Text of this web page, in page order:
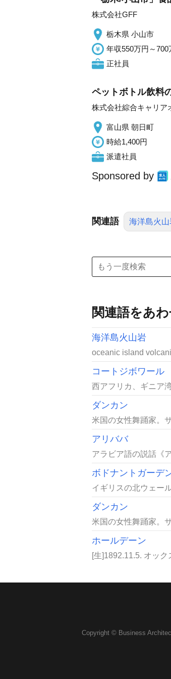
株式会社GFF
栃木県 小山市
年収550万円～700
正社員
ペットボトル飲料
株式会社綜合キャリア
富山県 朝日町
時給1,400円
派遣社員
Sponsored by
関連語 海洋島火山
関連語をあ
海洋島火山岩
oceanic island
コートジボワール
西アフリカ、ギニア
ダンカン
米国の女性舞踊家。
アリババ
アラビア語の説話《
ボドナントガーデ
イギリスの北ウェー
ダンカン
米国の女性舞踊家。
ホールデーン
[生]1892.11.5. オッ
Copyright © Business